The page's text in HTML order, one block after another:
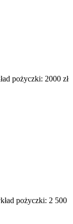
pożyczki: 2000 zł
pożyczki: 2 500